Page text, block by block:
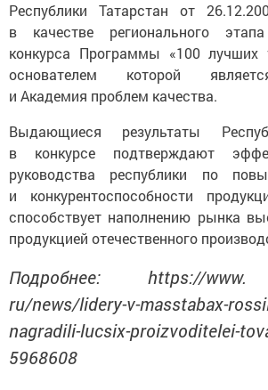
Республики Татарстан от
в качестве регионального этапа
конкурса Программы «100 лучших
основателем которой
и Академия проблем качества.
Выдающиеся результаты
в конкурсе подтверждают
руководства республики по
и конкурентоспособности
способствует наполнению рынка
продукцией отечественного
Подробнее: https://www.
ru/news/lidery-v-masstabax-
nagradili-lucsix-proizvoditelei-
5968608